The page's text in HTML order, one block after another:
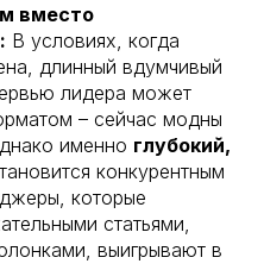
вместо
В условиях, когда
длинный вдумчивый
лидера может
– сейчас модны
именно глубокий,
конкурентным
которые
статьями,
выигрывают в